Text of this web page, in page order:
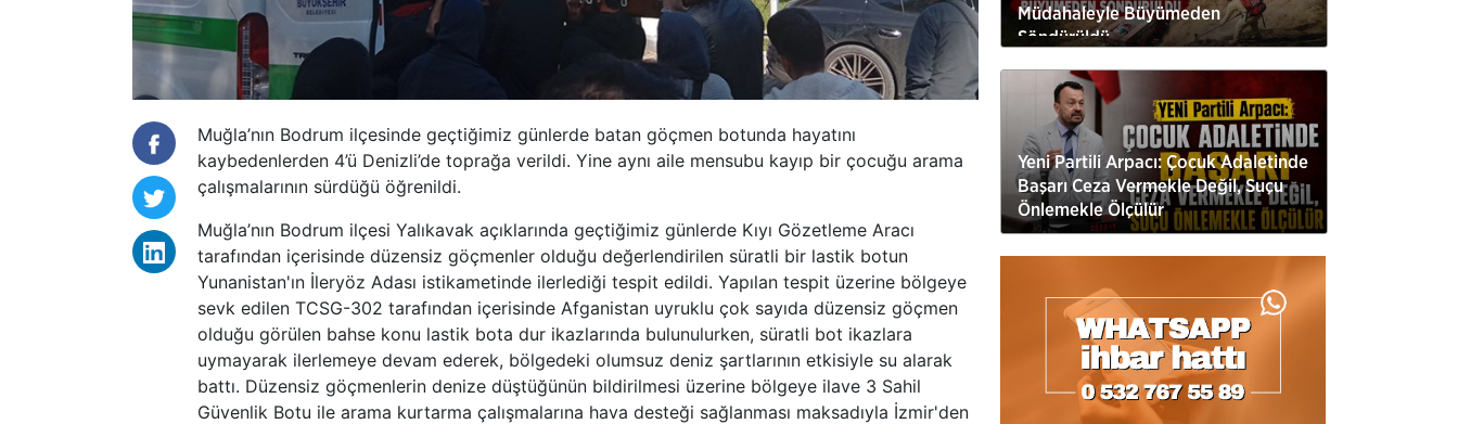
Muğla’nın Bodrum ilçesinde geçtiğimiz günlerde batan göçmen botunda hayatını
kaybedenlerden 4’ü Denizli’de toprağa verildi. Yine aynı aile mensubu kayıp bir çocuğu arama
çalışmalarının sürdüğü öğrenildi.
Muğla’nın Bodrum ilçesi Yalıkavak açıklarında geçtiğimiz günlerde Kıyı Gözetleme Aracı
tarafından içerisinde düzensiz göçmenler olduğu değerlendirilen süratli bir lastik botun
Yunanistan'ın İleryöz Adası istikametinde ilerlediği tespit edildi. Yapılan tespit üzerine bölgeye
sevk edilen TCSG-302 tarafından içerisinde Afganistan uyruklu çok sayıda düzensiz göçmen
olduğu görülen bahse konu lastik bota dur ikazlarında bulunulurken, süratli bot ikazlara
uymayarak ilerlemeye devam ederek, bölgedeki olumsuz deniz şartlarının etkisiyle su alarak
battı. Düzensiz göçmenlerin denize düştüğünün bildirilmesi üzerine bölgeye ilave 3 Sahil
Güvenlik Botu ile arama kurtarma çalışmalarına hava desteği sağlanması maksadıyla İzmir'den
Müdahaleyle Büyümeden
Söndürüldü
Yeni Partili Arpacı: Çocuk Adaletinde
Başarı Ceza Vermekle Değil, Suçu
Önlemekle Ölçülür